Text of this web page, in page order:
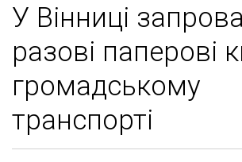
У Вінниці
разові паперові
громадському
транспорті